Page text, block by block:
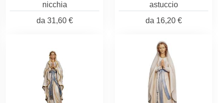
nicchia
da 31,60 €
astuccio
da 16,20 €